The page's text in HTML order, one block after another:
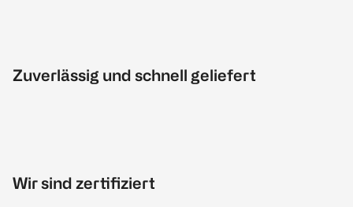
Zuverlässig und schnell geliefert
Wir sind zertifiziert